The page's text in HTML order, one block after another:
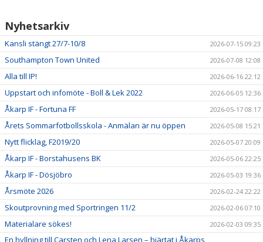
Nyhetsarkiv
Kansli stängt 27/7-10/8 2026-07-15 09:23
Southampton Town United 2026-07-08 12:08
Alla till IP! 2026-06-16 22:12
Uppstart och infomöte - Boll & Lek 2022 2026-06-05 12:36
Åkarp IF - Fortuna FF 2026-05-17 08:17
Årets Sommarfotbollsskola - Anmälan är nu öppen 2026-05-08 15:21
Nytt flicklag, F2019/20 2026-05-07 20:09
Åkarp IF - Borstahusens BK 2026-05-06 22:25
Åkarp IF - Dösjöbro 2026-05-03 19:36
Årsmöte 2026 2026-02-24 22:22
Skoutprovning med Sportringen 11/2 2026-02-06 07:10
Materialare sökes! 2026-02-03 09:35
En hyllning till Carsten och Lena Larsen – hjärtat i Åkarps